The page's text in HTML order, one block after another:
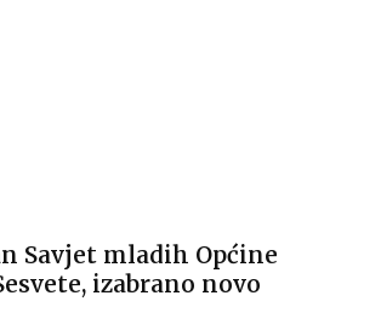
Savjet mladih Općine
izabrano novo